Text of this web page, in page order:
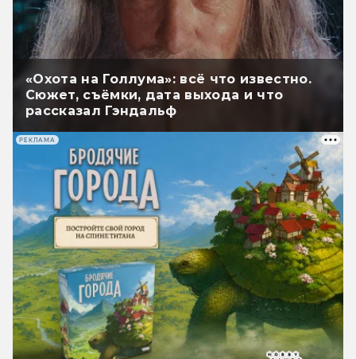
«Охота на Голлума»: всё что известно.
Сюжет, съёмки, дата выхода и что
рассказал Гэндальф
РЕКЛАМА